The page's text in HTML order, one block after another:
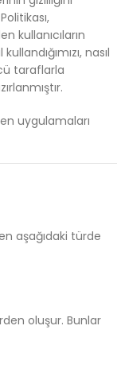
Politikası,
kullanıcıların
kullandığımızı, nasıl
taraflarla
uygulamaları
aşağıdaki türde
oluşur. Bunlar